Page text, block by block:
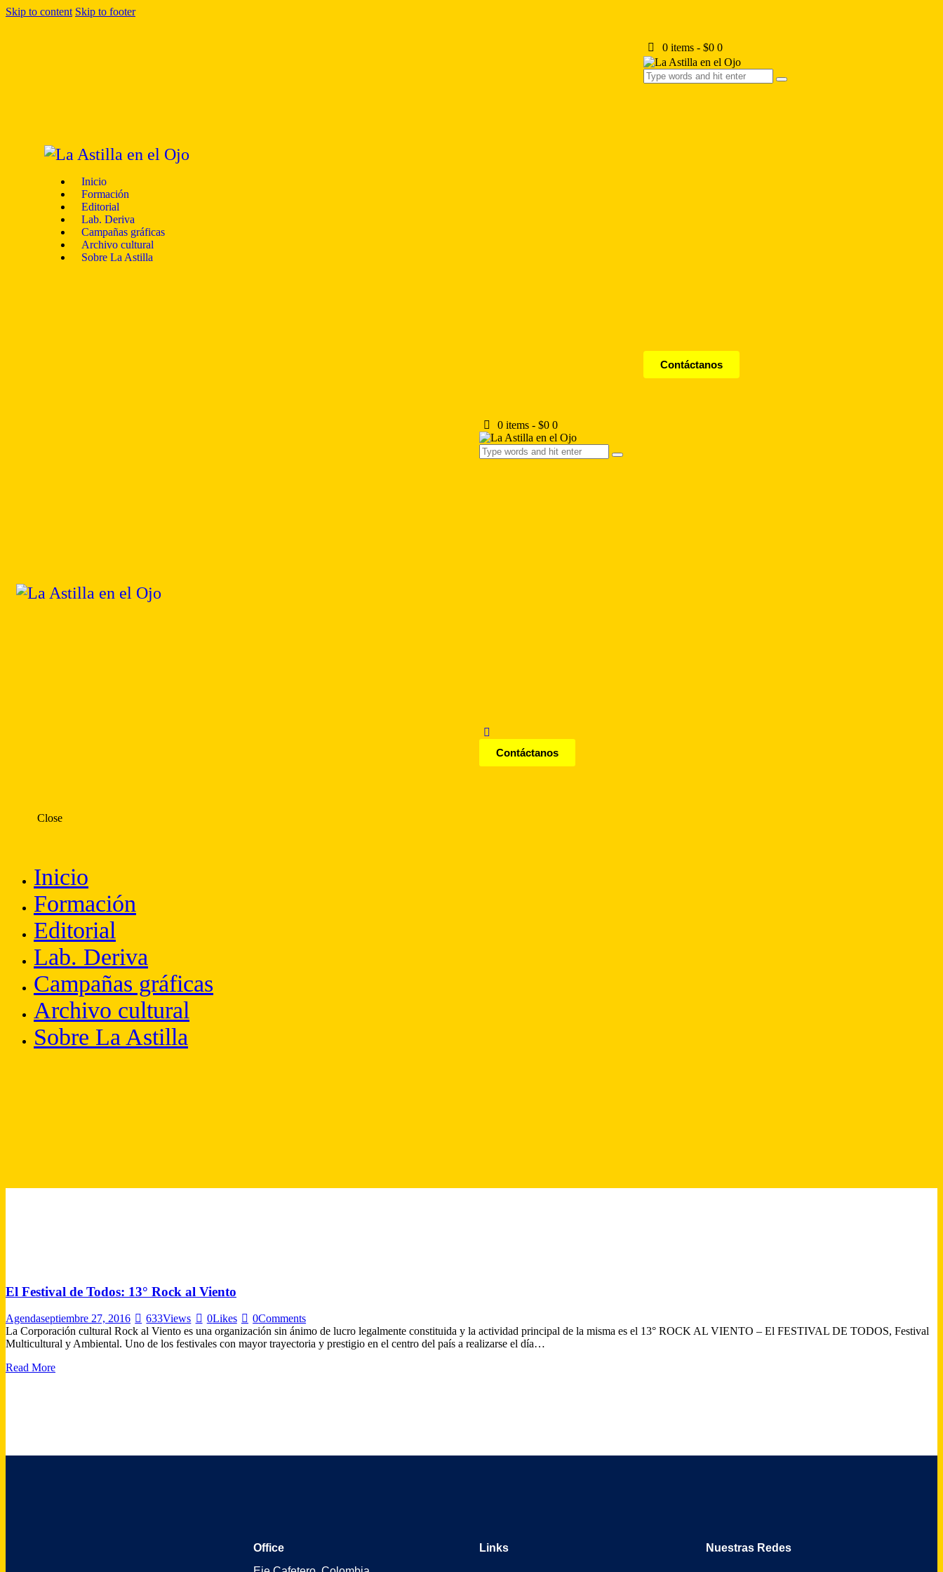
Skip to content Skip to footer
Inicio
Formación
Editorial
Lab. Deriva
Campañas gráficas
Archivo cultural
Sobre La Astilla
0 items- $0 0
Contáctanos
0 items -$0 0
Contáctanos
Close
Inicio
Formación
Editorial
Lab. Deriva
Campañas gráficas
Archivo cultural
Sobre La Astilla
El Festival de Todos: 13° Rock al Viento
Agendaseptiembre 27, 2016 633Views 0Likes 0Comments
La Corporación cultural Rock al Viento es una organización sin ánimo de lucro legalmente constituida y la actividad principal de la misma es el 13° ROCK AL VIENTO – El FESTIVAL DE TODOS, Festival
Multicultural y Ambiental. Uno de los festivales con mayor trayectoria y prestigio en el centro del país a realizarse el día…
Read More
Office
Links Nuestras Redes